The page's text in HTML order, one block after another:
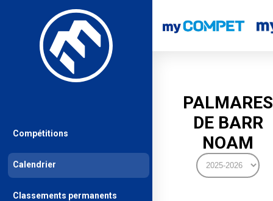
PALMARES
DE BARR
NOAM
Compétitions
Calendrier
Classements permanents